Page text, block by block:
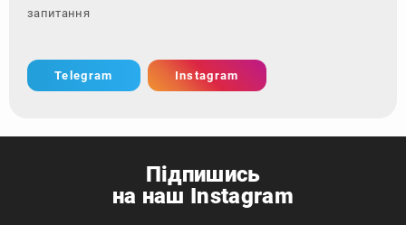
запитання - зверніть
Telegram Instagram
Підпишись
на наш Instagram